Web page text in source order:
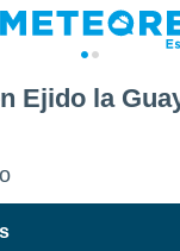
Ejido la